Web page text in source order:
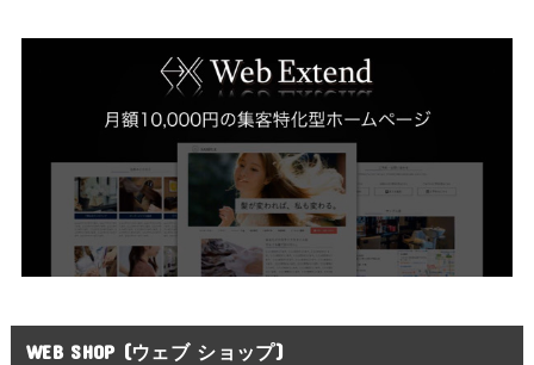
WEB SHOP (ウェブ ショップ)